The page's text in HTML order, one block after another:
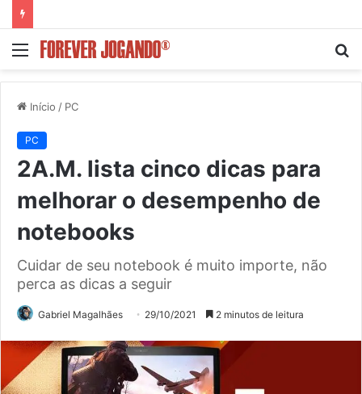
Menu
Início / PC
PC
2A.M. lista cinco dicas para
melhorar o desempenho de
notebooks
Cuidar de seu notebook é muito importe, não
perca as dicas a seguir
Gabriel Magalhães 29/10/2021 2 minutos de leitura